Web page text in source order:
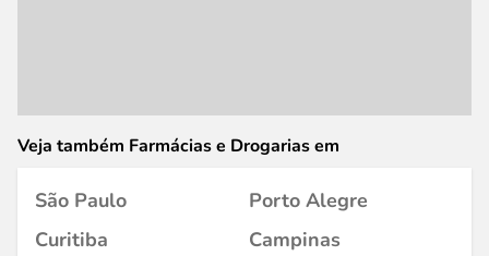
Veja também Farmácias e Drogarias em
São Paulo
Porto Alegre
Curitiba
Campinas